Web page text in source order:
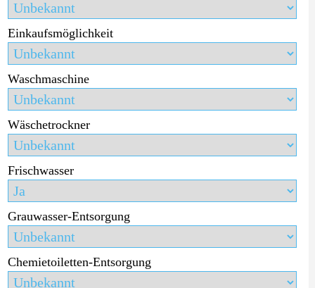
Einkaufsmöglichkeit
Waschmaschine
Wäschetrockner
Frischwasser
Grauwasser-Entsorgung
Chemietoiletten-Entsorgung